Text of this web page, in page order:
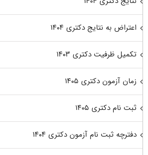
اعتراض به نتایج دکتری ۱۴۰۴
تکمیل ظرفیت دکتری ۱۴۰۳
زمان آزمون دکتری ۱۴۰۵
ثبت نام دکتری ۱۴۰۵
دفترچه ثبت نام آزمون دکتری ۱۴۰۴